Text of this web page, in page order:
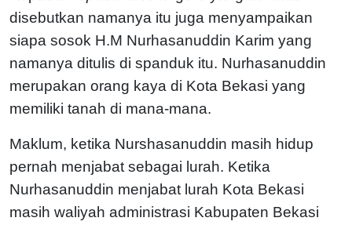
disebutkan namanya itu juga menyampaikan
siapa sosok H.M Nurhasanuddin Karim yang
namanya ditulis di spanduk itu. Nurhasanuddin
merupakan orang kaya di Kota Bekasi yang
memiliki tanah di mana-mana.
Maklum, ketika Nurshasanuddin masih hidup
pernah menjabat sebagai lurah. Ketika
Nurhasanuddin menjabat lurah Kota Bekasi
masih waliyah administrasi Kabupaten Bekasi